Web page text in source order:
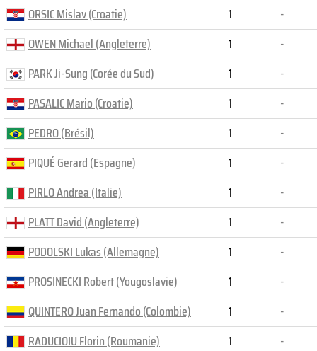
ORSIC Mislav (Croatie)
OWEN Michael (Angleterre)
PARK Ji-Sung (Corée du Sud)
PASALIC Mario (Croatie)
PEDRO (Brésil)
PIQUÉ Gerard (Espagne)
PIRLO Andrea (Italie)
PLATT David (Angleterre)
PODOLSKI Lukas (Allemagne)
PROSINECKI Robert (Yougoslavie)
QUINTERO Juan Fernando (Colombie)
RADUCIOIU Florin (Roumanie)
1
-
1
-
1
-
1
-
1
-
1
-
1
-
1
-
1
-
1
-
1
-
1
-